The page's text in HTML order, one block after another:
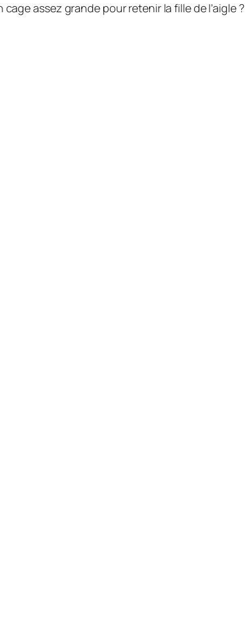
assez grande pour retenir la fille de l’aigle ?